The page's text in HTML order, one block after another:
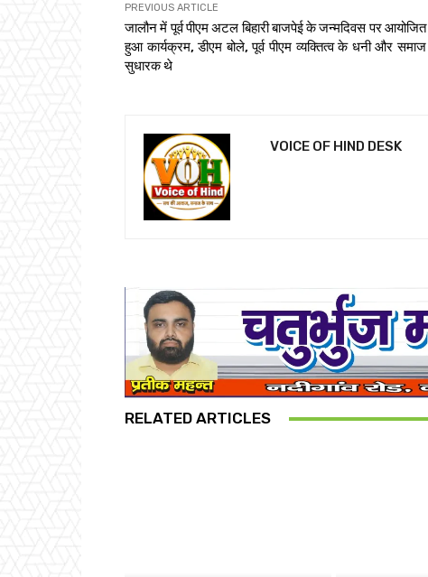
PREVIOUS ARTICLE
जालौन में पूर्व पीएम अटल बिहारी बाजपेई के जन्मदिवस पर आयोजित
हुआ कार्यक्रम, डीएम बोले, पूर्व पीएम व्यक्तित्व के धनी और समाज
सुधारक थे
VOICE OF HIND DESK
RELATED ARTICLES